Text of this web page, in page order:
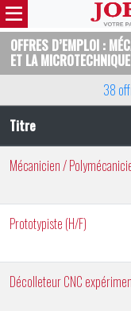
OFFRES D’EMPLOI :
ET LA
38
Titre
Mécanicien /
Prototypiste (H/F)
Décolleteur CNC